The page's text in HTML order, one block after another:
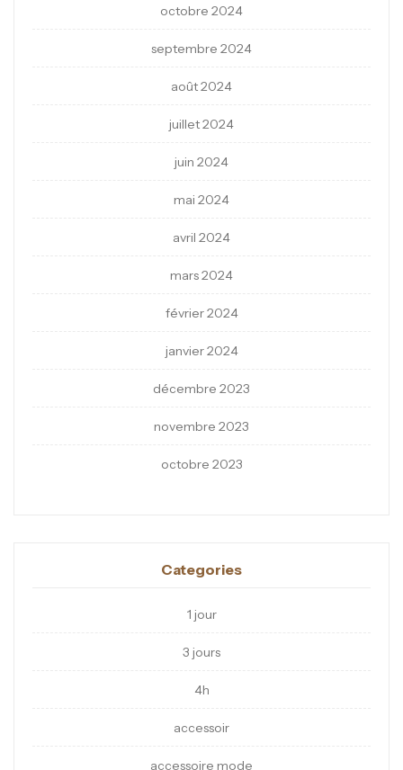
octobre 2024
septembre 2024
août 2024
juillet 2024
juin 2024
mai 2024
avril 2024
mars 2024
février 2024
janvier 2024
décembre 2023
novembre 2023
octobre 2023
Categories
1 jour
3 jours
4h
accessoir
accessoire mode